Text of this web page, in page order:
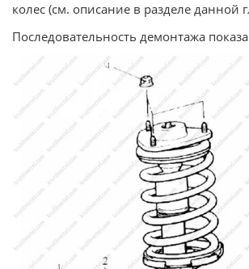
колес (см. описание в разделе данной
Последовательность демонтажа